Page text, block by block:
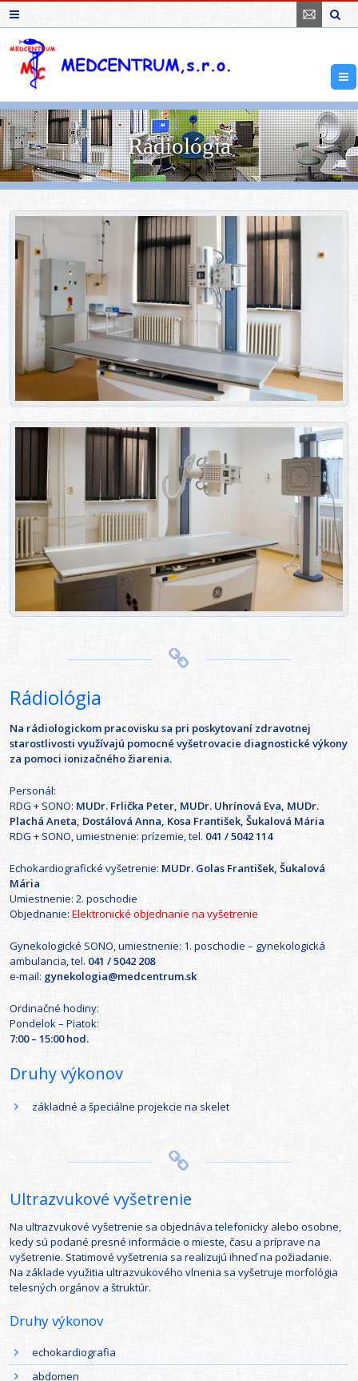
Rádiológia
Rádiológia
Na rádiologickom pracovisku sa pri poskytovaní zdravotnej
starostlivosti využívajú pomocné vyšetrovacie diagnostické výkony
za pomoci ionizačného žiarenia.
Personál:
RDG + SONO: MUDr. Frlička Peter, MUDr. Uhrínová Eva, MUDr.
Plachá Aneta, Dostálová Anna, Kosa František, Šukalová Mária
RDG + SONO, umiestnenie: prízemie, tel. 041 / 5042 114
Echokardiografické vyšetrenie: MUDr. Golas František, Šukalová
Mária
Umiestnenie: 2. poschodie
Objednanie:Elektronické objednanie na vyšetrenie
Gynekologické SONO, umiestnenie: 1. poschodie – gynekologická
ambulancia, tel. 041 / 5042 208
e-mail: gynekologia@medcentrum.sk
Ordinačné hodiny:
Pondelok – Piatok:
7:00 – 15:00 hod.
Druhy výkonov
základné a špeciálne projekcie na skelet
Ultrazvukové vyšetrenie
Na ultrazvukové vyšetrenie sa objednáva telefonicky alebo osobne,
kedy sú podané presné informácie o mieste, času a príprave na
vyšetrenie. Statimové vyšetrenia sa realizujú ihneď na požiadanie.
Na základe využitia ultrazvukového vlnenia sa vyšetruje morfológia
telesných orgánov a štruktúr.
Druhy výkonov
echokardiografia
abdomen